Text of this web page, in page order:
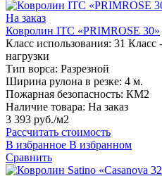
На заказ
Ковролин ITC «PRIMROSE 30»
Класс использования: 31 Класс
нагрузки
Тип ворса: Разрезной
Ширина рулона в резке: 4 м.
Пожарная безопасность: КМ2
Наличие товара: На заказ
3 393 руб./м2
Рассчитать стоимость
В избранное В избранном
Сравнить